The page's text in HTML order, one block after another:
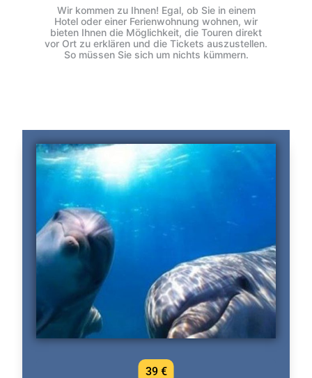
Wir kommen zu Ihnen! Egal, ob Sie in einem
Hotel oder einer Ferienwohnung wohnen, wir
bieten Ihnen die Möglichkeit, die Touren direkt
vor Ort zu erklären und die Tickets auszustellen.
So müssen Sie sich um nichts kümmern.
39 €